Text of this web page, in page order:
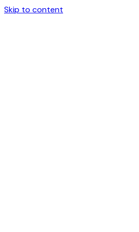
Skip to content